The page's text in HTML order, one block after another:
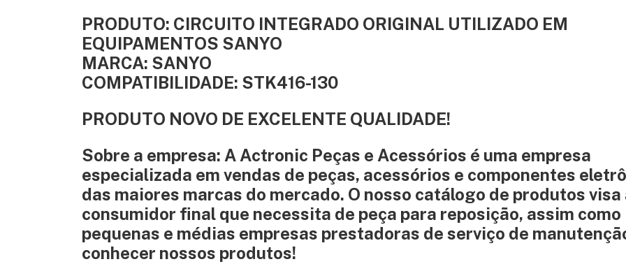
PRODUTO: CIRCUITO INTEGRADO ORIGINAL UTILIZADO EM
EQUIPAMENTOS SANYO
MARCA: SANYO
COMPATIBILIDADE: STK416-130
PRODUTO NOVO DE EXCELENTE QUALIDADE!
Sobre a empresa: A Actronic Peças e Acessórios é uma empresa
especializada em vendas de peças, acessórios e componentes
das maiores marcas do mercado. O nosso catálogo de produtos
consumidor final que necessita de peça para reposição, assim como
pequenas e médias empresas prestadoras de serviço de
conhecer nossos produtos!